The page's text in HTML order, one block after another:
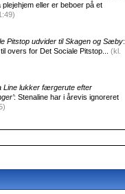
eller er beboer på et
Pitstop udvider til Skagen og Sæby:
overs for Det Sociale Pitstop... (kl.
Line lukker færgerute efter
: Stenaline har i årevis ignoreret